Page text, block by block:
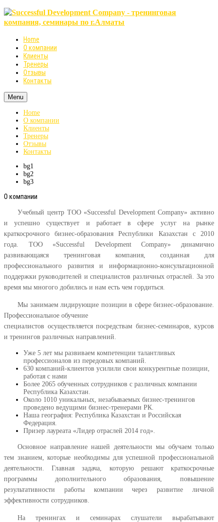
Home
О компании
Клиенты
Тренеры
Отзывы
Контакты
Menu
Home
О компании
Клиенты
Тренеры
Отзывы
Контакты
bg1
bg2
bg3
О компании
Учебный центр ТОО «Successful Development Company» активно
и успешно существует и работает в сфере услуг на рынке
краткосрочного бизнес-образования Республики Казахстан с 2010
года. ТОО «Successful Development Company» динамично
развивающаяся тренинговая компания, созданная для
профессионального развития и информационно-консультационной
поддержки руководителей и специалистов различных отраслей. За это
время мы многого добились и нам есть чем гордиться.
Мы занимаем лидирующие позиции в сфере бизнес-образование.
Профессиональное обучение
специалистов осуществляется посредствам бизнес-семинаров, курсов
и тренингов различных направлений.
Уже 5 лет мы развиваем компетенции талантливых
профессионалов из передовых компаний.
630 компаний-клиентов усилили свои конкурентные позиции,
работая с нами
Более 2065 обученных сотрудников с различных компании
Республика Казахстан.
Около 1010 уникальных, незабываемых бизнес-тренингов
проведено ведущими бизнес-тренерами РК.
Наша география: Республика Казахстан и Российская
Федерация.
Призер лауреата «Лидер отраслей 2014 год».
Основное направление нашей деятельности мы обучаем только
тем знанием, которые необходимы для успешной профессиональной
деятельности. Главная задача, которую решают краткосрочные
программы дополнительного образования, повышение
результативности работы компании через развитие личной
эффективности сотрудников.
На тренингах и семинарах слушатели вырабатывают